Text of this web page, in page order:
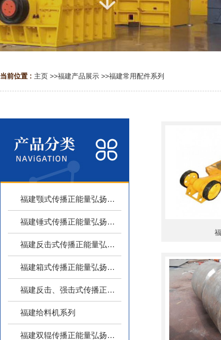
当前位置 : 主页 >>福建产品展示 >>福建常用配件系列
福建颚式传播正能量弘扬主旋律系列
福建锤式传播正能量弘扬主旋律系列
福建反击式传播正能量弘扬主旋律系列
福建箱式传播正能量弘扬主旋律系列
福建反击、强击式传播正能量弘扬主旋律
福建给料机系列
福建双辊传播正能量弘扬主旋律系列